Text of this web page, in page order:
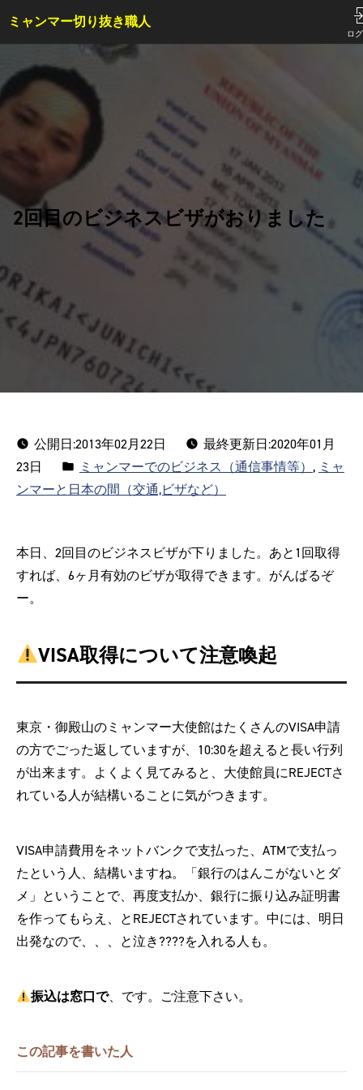
ミャンマー切り抜き職人
ロ
はじめての方へ
よくある質問
TOP
サービス内容・料金
会員特典
事例
コラム
お問い合わせ
2回目のビジネスビザがおりました
公開日:2013年02月22日
最終更新日:2020年01月
23日
カ
テ
ー:
ミャンマーでのビジネス（通信事情等） , ミャ
ンマーと日本の間（交通,ビザなど）
本日、2回目のビジネスビザが下りました。あと1回取得
すれば、6ヶ月有効のビザが取得できます。がんばるぞ
ー。
VISA取得について注意喚起
東京・御殿山のミャンマー大使館はたくさんのVISA申請
の方でごった返していますが、10:30を超えると長い行列
が出来ます。よくよく見てみると、大使館員にREJECTさ
れている人が結構いることに気がつきます。
VISA申請費用をネットバンクで支払った、ATMで支払っ
たという人、結構いますね。「銀行のはんこがないとダ
メ」ということで、再度支払か、銀行に振り込み証明書
を作ってもらえ、とREJECTされています。中には、明日
出発なので、、、と泣き????を入れる人も。
振込は窓口で、です。ご注意下さい。
この記事を書いた人